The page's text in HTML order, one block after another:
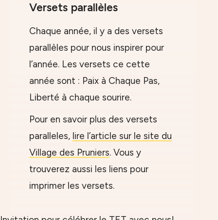
Versets parallèles
Chaque année, il y a des versets
parallèles pour nous inspirer pour
l’année. Les versets ce cette
année sont : Paix à Chaque Pas,
Liberté à chaque sourire.
Pour en savoir plus des versets
paralleles, lire l’article sur le site du
Village des Pruniers. Vous y
trouverez aussi les liens pour
imprimer les versets.